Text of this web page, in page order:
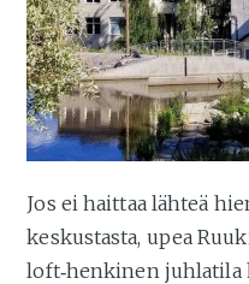
Jos ei haittaa lähteä
keskustasta, upea
loft‑henkinen juhlatila